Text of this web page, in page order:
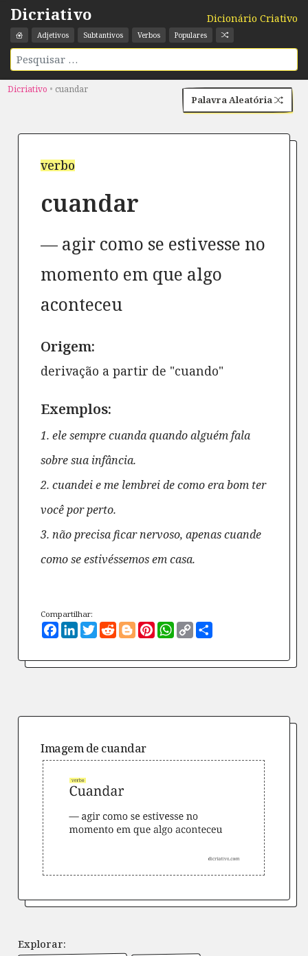
Dicriativo Dicionário Criativo
Adjetivos Subtantivos Verbos Populares
Dicriativo • cuandar
Palavra Aleatória
verbo
cuandar
agir como se estivesse no
momento em que algo
aconteceu
Origem:
derivação a partir de "cuando"
Exemplos:
1. ele sempre cuanda quando alguém fala
sobre sua infância.
2. cuandei e me lembrei de como era bom ter
você por perto.
3. não precisa ficar nervoso, apenas cuande
como se estivéssemos em casa.
Compartilhar:
Facebook
LinkedIn
TwitterRedditBloggerPinterest
WhatsApp
Copy
Link
Imagem de cuandar